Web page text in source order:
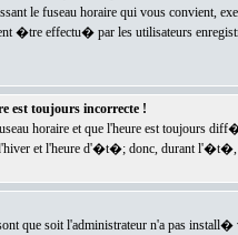
le fuseau horaire qui vous convient,
�tre effectu� par les utilisateurs
est toujours incorrecte !
horaire et que l'heure est toujours
et l'heure d'�t�; donc, durant
que soit l'administrateur n'a pas